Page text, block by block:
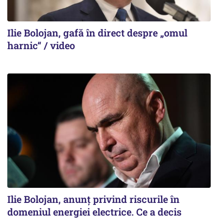
Ilie Bolojan, gafă în direct despre „omul
harnic“ / video
Ilie Bolojan, anunț privind riscurile în
domeniul energiei electrice. Ce a decis